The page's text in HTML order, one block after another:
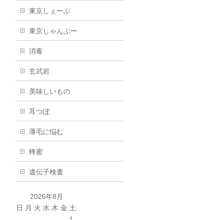
東京しぇーぶ
東京しゃんぷー
消毒
玄武岩
美味しいもの
耳つぼ
薄毛に悩む
蜂蜜
遺伝子検査
2026年8月
日 月 火 水 木 金 土